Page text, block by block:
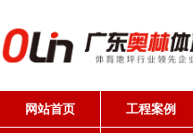
网站首页 工程案例